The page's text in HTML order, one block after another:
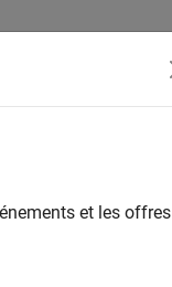
et les offres